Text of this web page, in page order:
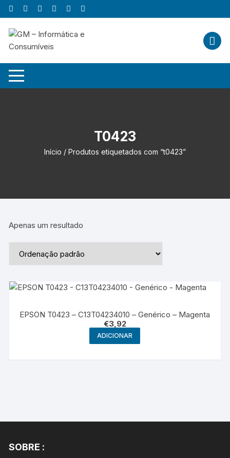
Skip
to
content
T0423
Início / Produtos etiquetados com “t0423”
Apenas um resultado
EPSON T0423 – C13T04234010 – Genérico – Magenta
€3,92
ADICIONAR
SOBRE :